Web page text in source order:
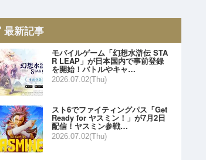
最新記事
モバイルゲーム「幻想水滸伝 STA
R LEAP」が日本国内で事前登録
を開始！バトルやキャ…
2026.07.02(Thu)
スト6でファイティングパス「Get
Ready for ヤスミン！」が7月2日
配信！ヤスミン参戦…
2026.07.02(Thu)